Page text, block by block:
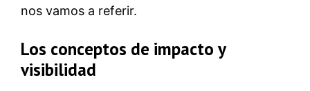
nos vamos a referir.
Los conceptos de impacto y
visibilidad